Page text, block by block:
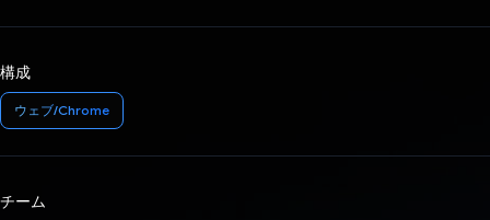
構成
ウェブ/Chrome
チーム